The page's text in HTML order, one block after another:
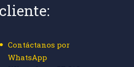
cliente:
Contáctanos por
WhatsApp